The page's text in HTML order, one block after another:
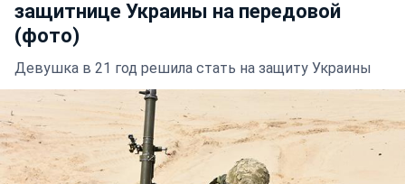
защитнице Украины на передовой
(фото)
Девушка в 21 год решила стать на защиту Украины